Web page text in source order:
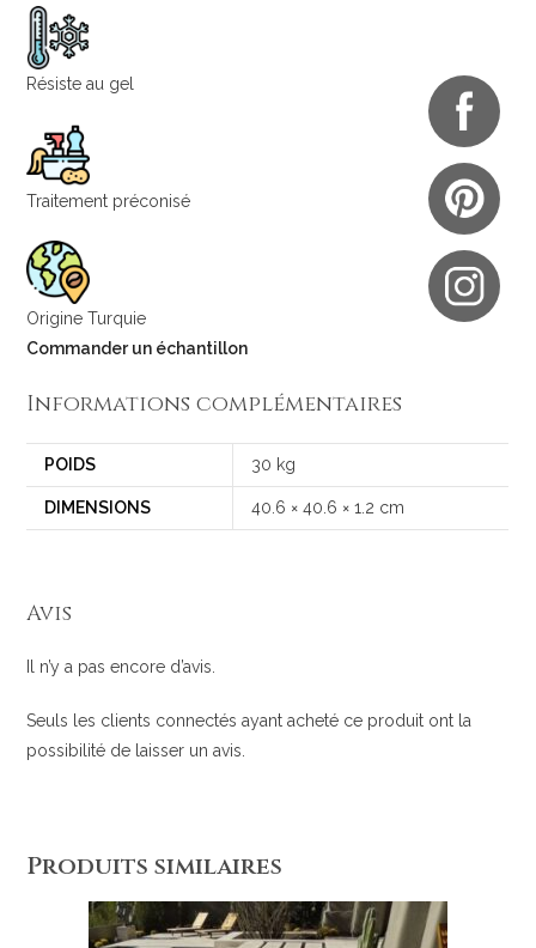
Résiste au gel
Traitement préconisé
Origine Turquie
Commander un échantillon
Informations complémentaires
POIDS 30 kg
DIMENSIONS 40.6 × 40.6 × 1.2 cm
Avis
Il n’y a pas encore d’avis.
Seuls les clients connectés ayant acheté ce produit ont la
possibilité de laisser un avis.
Produits similaires